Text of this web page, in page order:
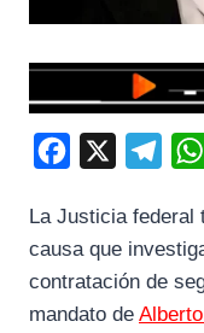
c
e
b
l
e
g
La Justicia federal
causa que
contratación de
mandato de